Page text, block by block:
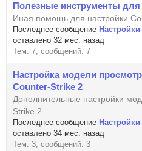
Полезные инструменты для
Иная помощь для настройки
Последнее сообщение
оставлено 32 мес. назад
Тем: 7, сообщений: 7
Настройка модели
Counter-Strike 2
Дополнительные настройки
Strike 2
Последнее сообщение
оставлено 34 мес. назад
Тем: 3, сообщений: 3